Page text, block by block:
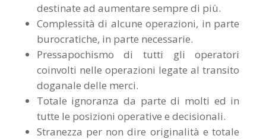
destinate ad aumentare sempre di più.
Complessità di alcune operazioni, in parte
burocratiche, in parte necessarie.
Pressapochismo di tutti gli operatori
coinvolti nelle operazioni legate al transito
doganale delle merci.
Totale ignoranza da parte di molti ed in
tutte le posizioni operative e decisionali.
Stranezza per non dire originalità e totale